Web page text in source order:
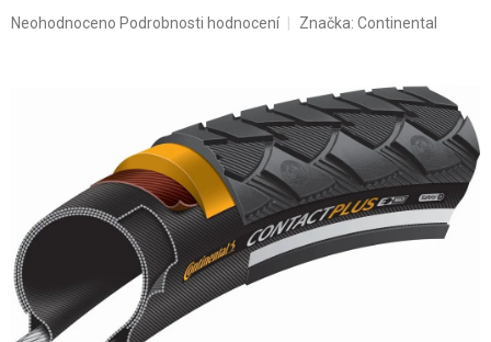
Průměrné
Neohodnoceno Podrobnosti hodnocení Značka: Continental